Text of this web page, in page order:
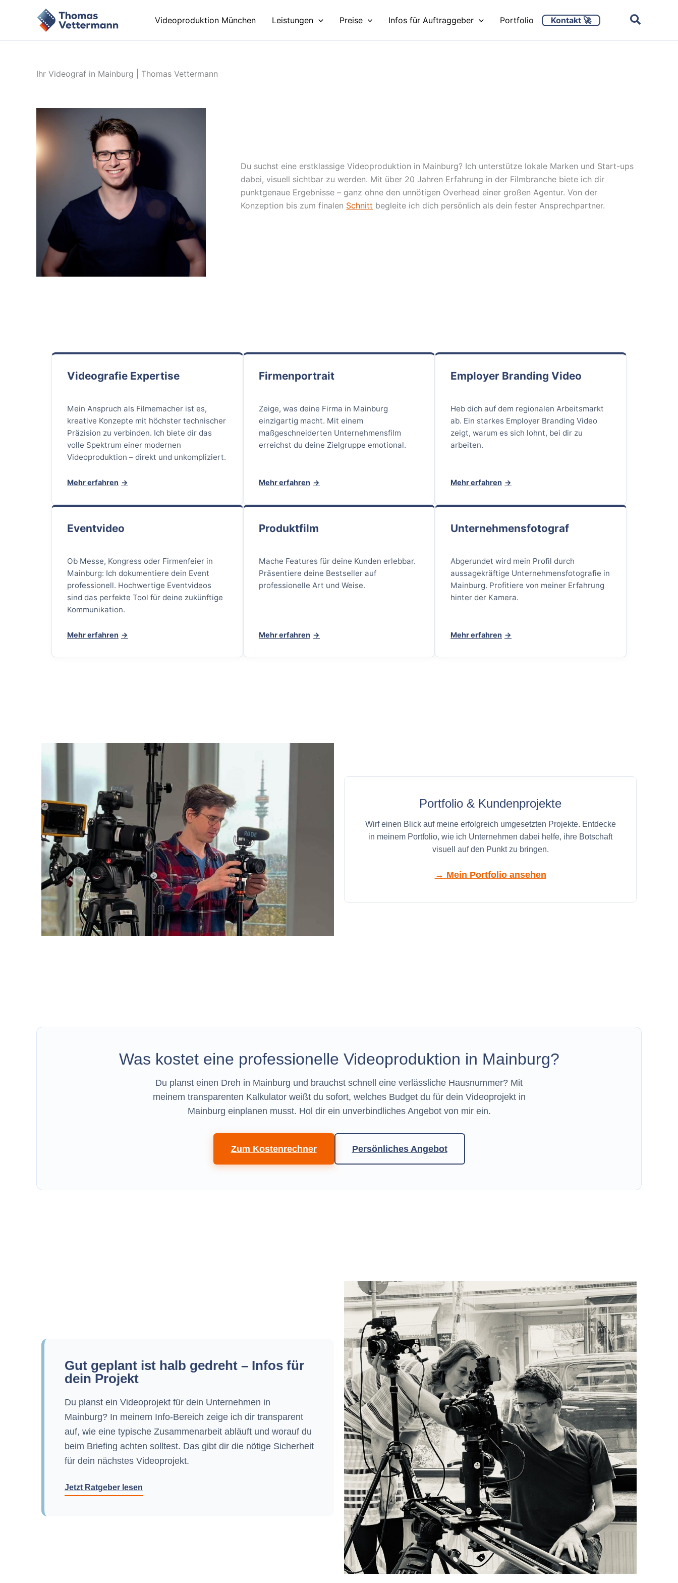
Videoproduktion München Leistungen Preise Infos für Auftraggeber Portfolio Kontakt 🚀
Ihr Videograf in Mainburg | Thomas Vettermann
Du suchst eine erstklassige Videoproduktion in Mainburg? Ich unterstütze lokale Marken und Start-ups
dabei, visuell sichtbar zu werden. Mit über 20 Jahren Erfahrung in der Filmbranche biete ich dir
punktgenaue Ergebnisse – ganz ohne den unnötigen Overhead einer großen Agentur. Von der
Konzeption bis zum finalen Schnitt begleite ich dich persönlich als dein fester Ansprechpartner.
Videografie Expertise
Mein Anspruch als Filmemacher ist es,
kreative Konzepte mit höchster technischer
Präzision zu verbinden. Ich biete dir das
volle Spektrum einer modernen
Videoproduktion – direkt und unkompliziert.
Mehr erfahren
Firmenportrait
Zeige, was deine Firma in Mainburg
einzigartig macht. Mit einem
maßgeschneiderten Unternehmensfilm
erreichst du deine Zielgruppe emotional.
Mehr erfahren
Employer Branding Video
Heb dich auf dem regionalen Arbeitsmarkt
ab. Ein starkes Employer Branding Video
zeigt, warum es sich lohnt, bei dir zu
arbeiten.
Mehr erfahren
Eventvideo
Ob Messe, Kongress oder Firmenfeier in
Mainburg: Ich dokumentiere dein Event
professionell. Hochwertige Eventvideos
sind das perfekte Tool für deine zukünftige
Kommunikation.
Mehr erfahren
Produktfilm
Mache Features für deine Kunden erlebbar.
Präsentiere deine Bestseller auf
professionelle Art und Weise.
Mehr erfahren
Unternehmensfotograf
Abgerundet wird mein Profil durch
aussagekräftige Unternehmensfotografie in
Mainburg. Profitiere von meiner Erfahrung
hinter der Kamera.
Mehr erfahren
Portfolio & Kundenprojekte
Wirf einen Blick auf meine erfolgreich umgesetzten Projekte. Entdecke
in meinem Portfolio, wie ich Unternehmen dabei helfe, ihre Botschaft
visuell auf den Punkt zu bringen.
→ Mein Portfolio ansehen
Was kostet eine professionelle Videoproduktion in Mainburg?
Du planst einen Dreh in Mainburg und brauchst schnell eine verlässliche Hausnummer? Mit
meinem transparenten Kalkulator weißt du sofort, welches Budget du für dein Videoprojekt in
Mainburg einplanen musst. Hol dir ein unverbindliches Angebot von mir ein.
Zum Kostenrechner Persönliches Angebot
Gut geplant ist halb gedreht – Infos für
dein Projekt
Du planst ein Videoprojekt für dein Unternehmen in
Mainburg? In meinem Info-Bereich zeige ich dir transparent
auf, wie eine typische Zusammenarbeit abläuft und worauf du
beim Briefing achten solltest. Das gibt dir die nötige Sicherheit
für dein nächstes Videoprojekt.
Jetzt Ratgeber lesen